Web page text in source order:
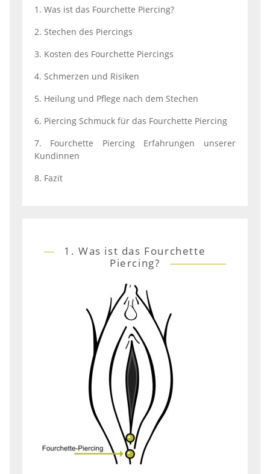
1. Was ist das Fourchette Piercing?
2. Stechen des Piercings
3. Kosten des Fourchette Piercings
4. Schmerzen und Risiken
5. Heilung und Pflege nach dem Stechen
6. Piercing Schmuck für das Fourchette Piercing
7. Fourchette Piercing Erfahrungen unserer
Kundinnen
8. Fazit
1. Was ist das Fourchette
Piercing?